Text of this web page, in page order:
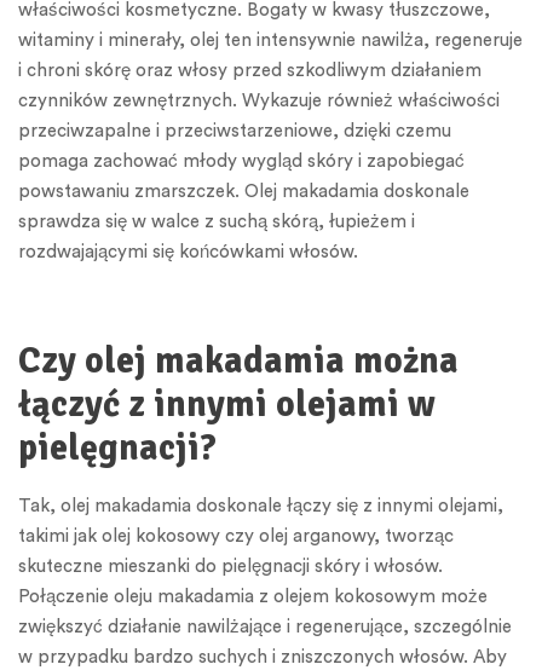
właściwości kosmetyczne. Bogaty w kwasy tłuszczowe,
witaminy i minerały, olej ten intensywnie nawilża, regeneruje
i chroni skórę oraz włosy przed szkodliwym działaniem
czynników zewnętrznych. Wykazuje również właściwości
przeciwzapalne i przeciwstarzeniowe, dzięki czemu
pomaga zachować młody wygląd skóry i zapobiegać
powstawaniu zmarszczek. Olej makadamia doskonale
sprawdza się w walce z suchą skórą, łupieżem i
rozdwajającymi się końcówkami włosów.
Czy olej makadamia można
łączyć z innymi olejami w
pielęgnacji?
Tak, olej makadamia doskonale łączy się z innymi olejami,
takimi jak olej kokosowy czy olej arganowy, tworząc
skuteczne mieszanki do pielęgnacji skóry i włosów.
Połączenie oleju makadamia z olejem kokosowym może
zwiększyć działanie nawilżające i regenerujące, szczególnie
w przypadku bardzo suchych i zniszczonych włosów. Aby